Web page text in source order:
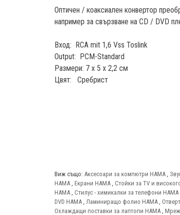
Оптичен / коаксиален конвертор
например за свързване на CD / DVD
Вход: RCA mit 1,6 Vss Toslink
Output: PCM-Standard
Размери: 7 х 5 х 2,2 см
Цвят: Сребрист
Виж също: Аксесоари за компютри HAMA
HAMA
Екрани HAMA Стойки за TV и
HAMA
Стилус - химикалки за телефони HAMA
DVD HAMA
Ламиниращо фолио HAMA
Охлаждащи поставки за лаптопи HAMA